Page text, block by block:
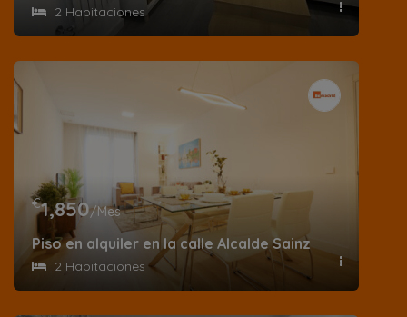
2 Habitaciones
€1,850/Mes
Piso en alquiler en la calle Alcalde Sainz de Baranda
2 Habitaciones